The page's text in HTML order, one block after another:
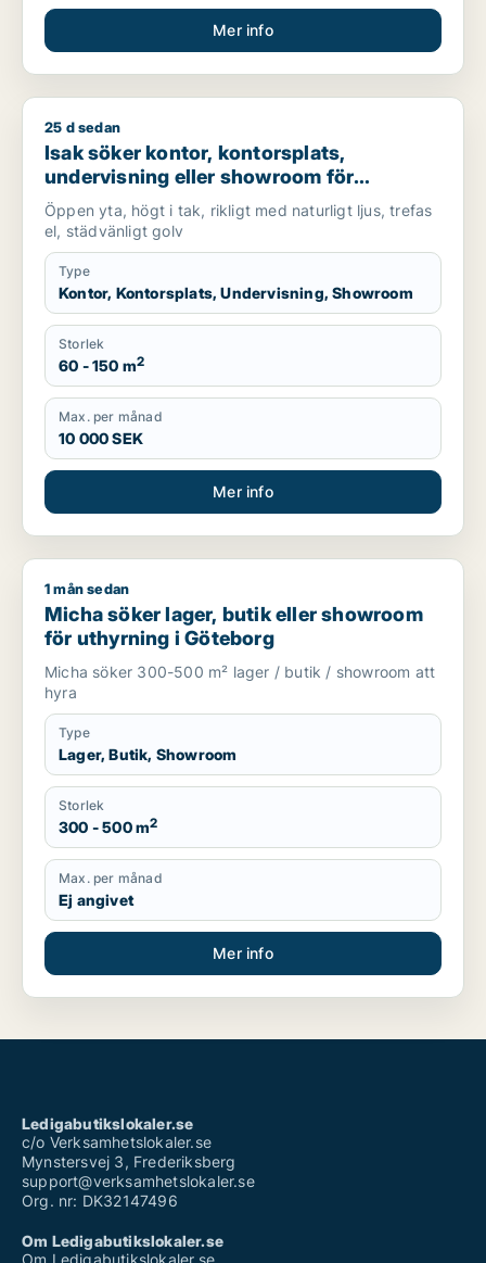
Mer info
Isak söker kontor, kontorsplats, undervisning eller
25 d sedan
Isak söker kontor, kontorsplats,
undervisning eller showroom för
uthyrning i Lundby, Göteborg eller Norra
hisingen m.fl.
Öppen yta, högt i tak, rikligt med naturligt ljus, trefas
el, städvänligt golv
Type
Kontor, Kontorsplats, Undervisning, Showroom
Storlek
60 - 150 m2
Max. per månad
10 000 SEK
Mer info
Micha söker lager, butik eller showroom för uthyrning i
1 mån sedan
Micha söker lager, butik eller showroom
för uthyrning i Göteborg
Micha söker 300-500 m² lager / butik / showroom att
hyra
Type
Lager, Butik, Showroom
Storlek
300 - 500 m2
Max. per månad
Ej angivet
Mer info
Ledigabutikslokaler.se
c/o Verksamhetslokaler.se
Mynstersvej 3, Frederiksberg
support@verksamhetslokaler.se
Org. nr: DK32147496
Om Ledigabutikslokaler.se
Om Ledigabutikslokaler.se